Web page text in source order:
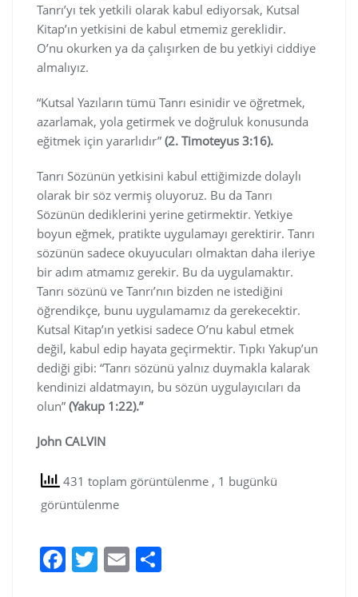
Tanrı’yı tek yetkili olarak kabul ediyorsak, Kutsal
Kitap’ın yetkisini de kabul etmemiz gereklidir.
O’nu okurken ya da çalışırken de bu yetkiyi ciddiye
almalıyız.
“Kutsal Yazıların tümü Tanrı esinidir ve öğretmek,
azarlamak, yola getirmek ve doğruluk konusunda
eğitmek için yararlıdır” (2. Timoteyus 3:16).
Tanrı Sözünün yetkisini kabul ettiğimizde dolaylı
olarak bir söz vermiş oluyoruz. Bu da Tanrı
Sözünün dediklerini yerine getirmektir. Yetkiye
boyun eğmek, pratikte uygulamayı gerektirir. Tanrı
sözünün sadece okuyucuları olmaktan daha ileriye
bir adım atmamız gerekir. Bu da uygulamaktır.
Tanrı sözünü ve Tanrı’nın bizden ne istediğini
öğrendikçe, bunu uygulamamız da gerekecektir.
Kutsal Kitap’ın yetkisi sadece O’nu kabul etmek
değil, kabul edip hayata geçirmektir. Tıpkı Yakup’un
dediği gibi: “Tanrı sözünü yalnız duymakla kalarak
kendinizi aldatmayın, bu sözün uygulayıcıları da
olun” (Yakup 1:22).”
John CALVIN
431 toplam görüntülenme , 1 bugünkü
görüntülenme
F T E